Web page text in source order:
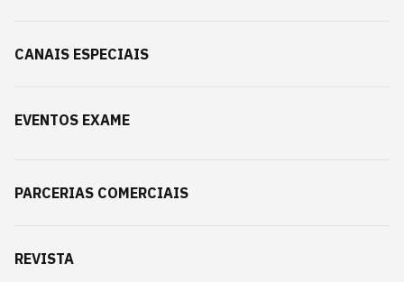
CANAIS ESPECIAIS
EVENTOS EXAME
PARCERIAS COMERCIAIS
REVISTA